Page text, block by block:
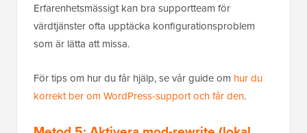
Erfarenhetsmässigt kan bra supportteam för
värdtjänster ofta upptäcka konfigurationsproblem
som är lätta att missa.
För tips om hur du får hjälp, se vår guide om hur du
korrekt ber om WordPress-support och får den.